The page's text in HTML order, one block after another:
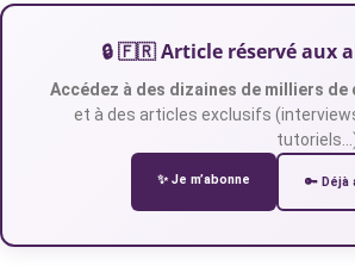
🔒 🇫🇷 Article réservé aux
Accédez à des dizaines de milliers
et à des articles exclusifs
✨ Je m’abonne 🔑 Déjà